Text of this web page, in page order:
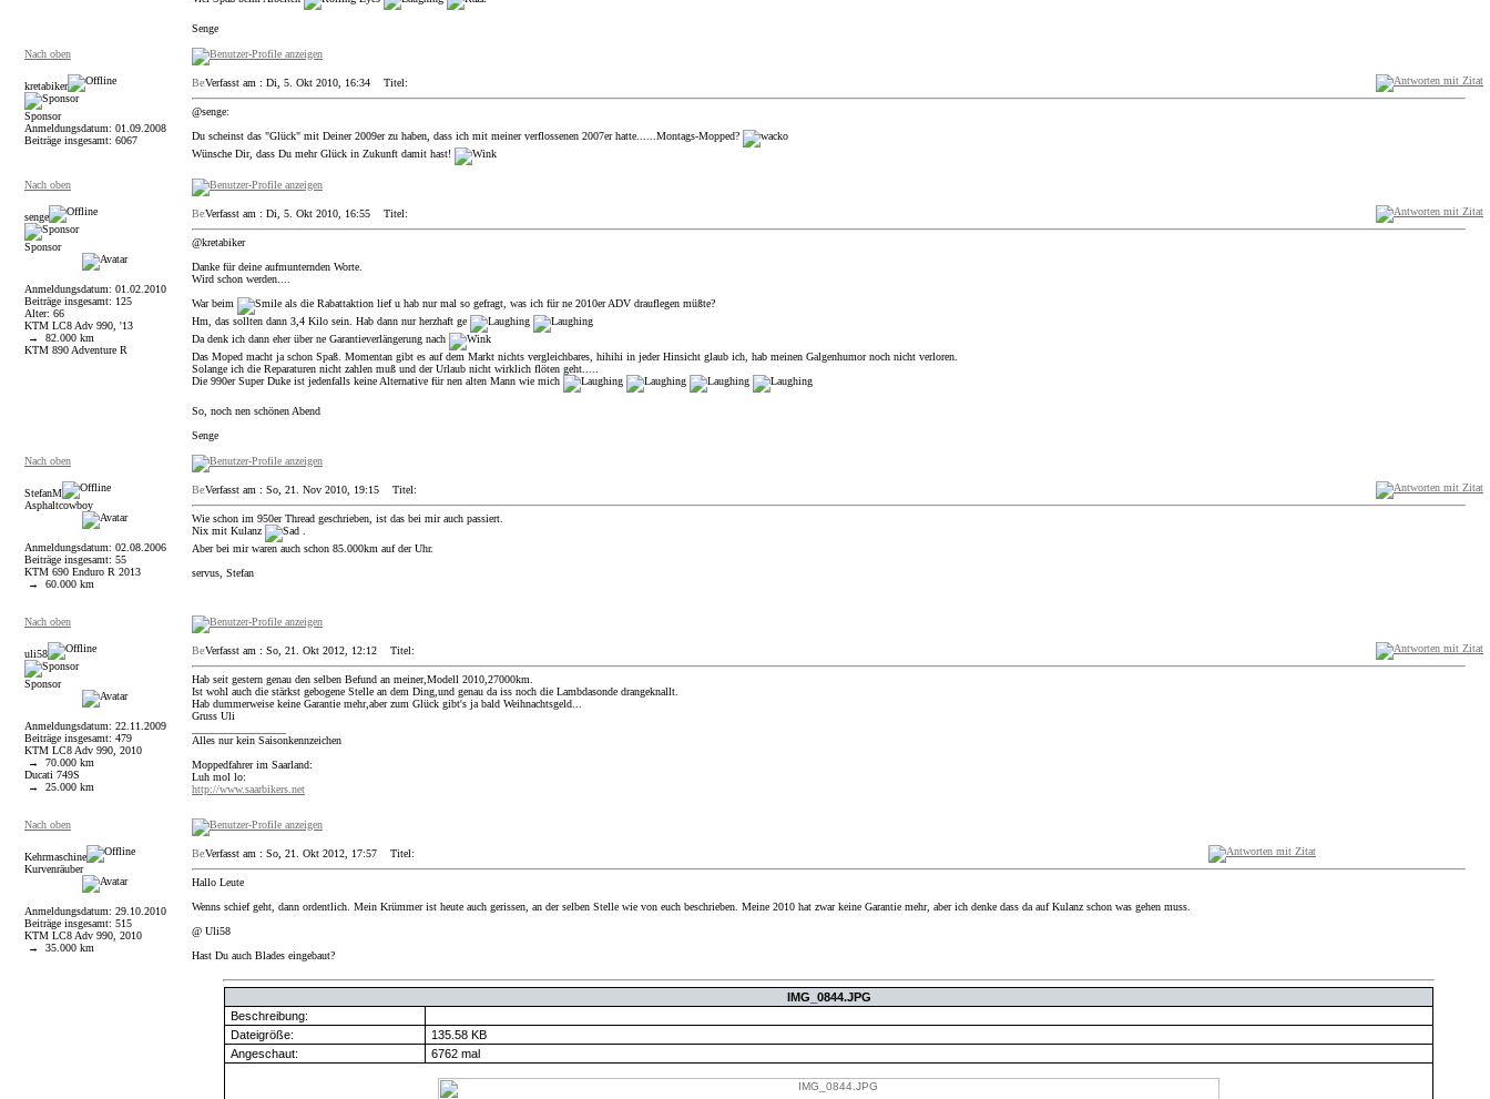
Senge
Nach oben
kretabiker
Sponsor
Anmeldungsdatum: 01.09.2008
Beiträge insgesamt: 6067
Verfasst am : Di, 5. Okt 2010, 16:34 Titel:
@senge:
Du scheinst das "Glück" mit Deiner 2009er zu haben, dass ich mit meiner verflossenen 2007er hatte......Montags-Mopped?
Wünsche Dir, dass Du mehr Glück in Zukunft damit hast!
Nach oben
senge
Sponsor
Anmeldungsdatum: 01.02.2010
Beiträge insgesamt: 125
Alter: 66
KTM LC8 Adv 990, '13
→ 82.000 km
KTM 890 Adventure R
Verfasst am : Di, 5. Okt 2010, 16:55 Titel:
@kretabiker
Danke für deine aufmunternden Worte.
Wird schon werden....
War beim
als die Rabattaktion lief u hab nur mal so gefragt, was ich für ne 2010er ADV drauflegen müßte?
Hm, das sollten dann 3,4 Kilo sein. Hab dann nur herzhaft ge
Da denk ich dann eher über ne Garantieverlängerung nach
Das Moped macht ja schon Spaß. Momentan gibt es auf dem Markt nichts vergleichbares, hihihi in jeder Hinsicht glaub ich, hab meinen Galgenhumor noch nicht verloren.
Solange ich die Reparaturen nicht zahlen muß und der Urlaub nicht wirklich flöten geht.....
Die 990er Super Duke ist jedenfalls keine Alternative für nen alten Mann wie mich
So, noch nen schönen Abend
Senge
Nach oben
StefanM
Asphaltcowboy
Anmeldungsdatum: 02.08.2006
Beiträge insgesamt: 55
KTM 690 Enduro R 2013
→ 60.000 km
Verfasst am : So, 21. Nov 2010, 19:15 Titel:
Wie schon im 950er Thread geschrieben, ist das bei mir auch passiert.
Nix mit Kulanz
Aber bei mir waren auch schon 85.000km auf der Uhr.
servus, Stefan
Nach oben
uli58
Sponsor
Anmeldungsdatum: 22.11.2009
Beiträge insgesamt: 479
KTM LC8 Adv 990, 2010
→ 70.000 km
Ducati 749S
→ 25.000 km
Verfasst am : So, 21. Okt 2012, 12:12 Titel:
Hab seit gestern genau den selben Befund an meiner,Modell 2010,27000km.
Ist wohl auch die stärkst gebogene Stelle an dem Ding,und genau da iss noch die Lambdasonde drangeknallt.
Hab dummerweise keine Garantie mehr,aber zum Glück gibt's ja bald Weihnachtsgeld...
Gruss Uli
Alles nur kein Saisonkennzeichen
Moppedfahrer im Saarland:
Luh mol lo:
http://www.saarbikers.net
Nach oben
Kehrmaschine
Kurvenräuber
Anmeldungsdatum: 29.10.2010
Beiträge insgesamt: 515
KTM LC8 Adv 990, 2010
→ 35.000 km
Verfasst am : So, 21. Okt 2012, 17:57 Titel:
Hallo Leute
Wenns schief geht, dann ordentlich. Mein Krümmer ist heute auch gerissen, an der selben Stelle wie von euch beschrieben. Meine 2010 hat zwar keine Garantie mehr, aber ich denke dass da auf Kulanz schon was gehen muss.
@ Uli58
Hast Du auch Blades eingebaut?
IMG_0844.JPG
Beschreibung:
Dateigröße:
135.58 KB
Angeschaut:
6762 mal